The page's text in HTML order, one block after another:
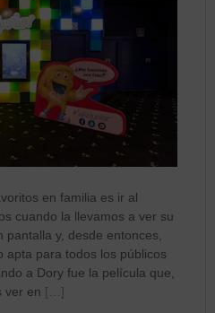
en familia es ir al
cuando la llevamos a ver su
y, desde entonces,
apta para todos los públicos
a Dory fue la película que,
ver en […]